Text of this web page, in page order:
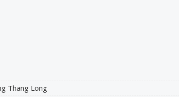
Thang Long